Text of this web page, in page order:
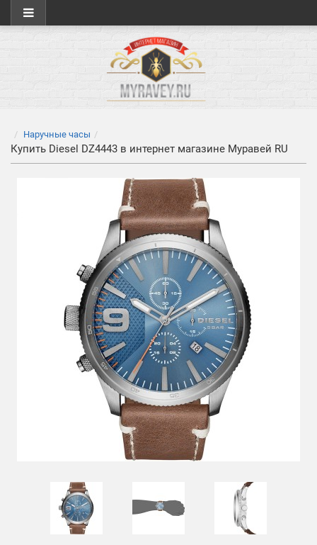
Наручные часы
Купить Diesel DZ4443 в интернет магазине Муравей RU